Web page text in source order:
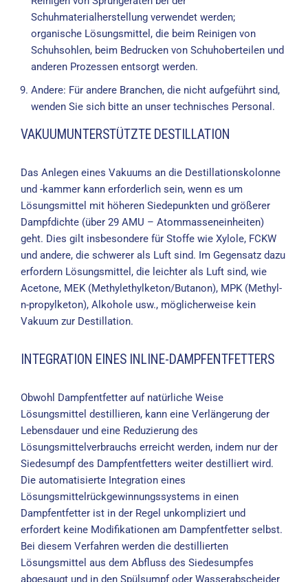
Schuhmaterialherstellung verwendet werden;
organische Lösungsmittel, die beim Reinigen von
Schuhsohlen, beim Bedrucken von Schuhoberteilen und
anderen Prozessen entsorgt werden.
Andere: Für andere Branchen, die nicht aufgeführt sind,
wenden Sie sich bitte an unser technisches Personal.
VAKUUMUNTERSTÜTZTE DESTILLATION
Das Anlegen eines Vakuums an die Destillationskolonne
und -kammer kann erforderlich sein, wenn es um
Lösungsmittel mit höheren Siedepunkten und größerer
Dampfdichte (über 29 AMU – Atommasseneinheiten)
geht. Dies gilt insbesondere für Stoffe wie Xylole, FCKW
und andere, die schwerer als Luft sind. Im Gegensatz dazu
erfordern Lösungsmittel, die leichter als Luft sind, wie
Acetone, MEK (Methylethylketon/Butanon), MPK (Methyl-
n-propylketon), Alkohole usw., möglicherweise kein
Vakuum zur Destillation.
INTEGRATION EINES INLINE-DAMPFENTFETTERS
Obwohl Dampfentfetter auf natürliche Weise
Lösungsmittel destillieren, kann eine Verlängerung der
Lebensdauer und eine Reduzierung des
Lösungsmittelverbrauchs erreicht werden, indem nur der
Siedesumpf des Dampfentfetters weiter destilliert wird.
Die automatisierte Integration eines
Lösungsmittelrückgewinnungssystems in einen
Dampfentfetter ist in der Regel unkompliziert und
erfordert keine Modifikationen am Dampfentfetter selbst.
Bei diesem Verfahren werden die destillierten
Lösungsmittel aus dem Abfluss des Siedesumpfes
abgesaugt und in den Spülsumpf oder Wasserabscheider